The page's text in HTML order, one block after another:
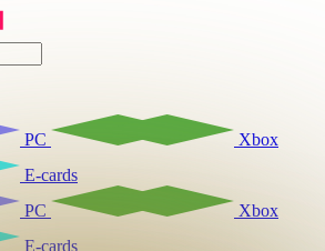
PC
Xbox
E-cards
PC
Xbox
E-cards